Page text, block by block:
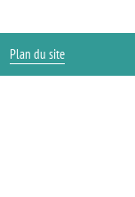
Plan du site